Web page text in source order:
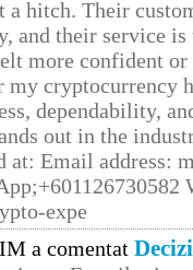
a hitch. Their
and their service
more confident
my cryptocurrency
dependability,
out in the
at: Email address:
expe
a comentat